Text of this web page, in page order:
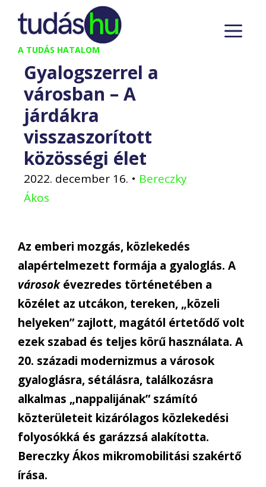
Kilépés
tartalomba
A TUDÁS HATALOM
Gyalogszerrel a
városban – A
járdákra
visszaszorított
közösségi élet
2022. december 16. • Bereczky
Ákos
Az emberi mozgás, közlekedés
alapértelmezett formája a gyaloglás. A
városokévezredes történetében a
közélet az utcákon, tereken, „közeli
helyeken” zajlott, magától értetődő volt
ezek szabad és teljes körű használata. A
20. századi modernizmus a városok
gyaloglásra, sétálásra, találkozásra
alkalmas „nappalijának” számító
közterületeit kizárólagos közlekedési
folyosókká és garázzsá alakította.
Bereczky Ákos mikromobilitási szakértő
írása.